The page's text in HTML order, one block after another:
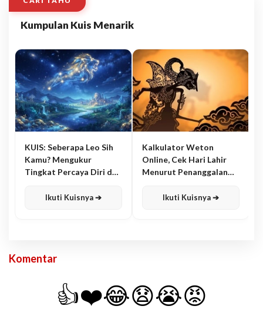
Kumpulan Kuis Menarik
KUIS: Seberapa Leo Sih
Kamu? Mengukur
Tingkat Percaya Diri dan
Ikuti Kuisnya ➔
Kalkulator Weton
Online, Cek Hari Lahir
Menurut Penanggalan
Ikuti Kuisnya ➔
Komentar
👍❤️😂😧😭😡